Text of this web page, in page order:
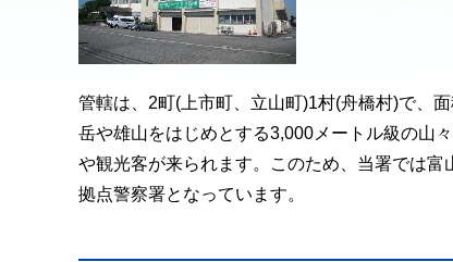
管轄は、2町(上市町、立山町)1村(舟橋村)で、
岳や雄山をはじめとする3,000メートル級の山
や観光客が来られます。このため、当署では
拠点警察署となっています。